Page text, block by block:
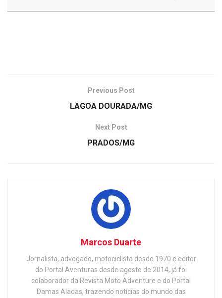
Previous Post
LAGOA DOURADA/MG
Next Post
PRADOS/MG
Marcos Duarte
Jornalista, advogado, motociclista desde 1970 e editor
do Portal Aventuras desde agosto de 2014, já foi
colaborador da Revista Moto Adventure e do Portal
Damas Aladas, trazendo notícias do mundo das